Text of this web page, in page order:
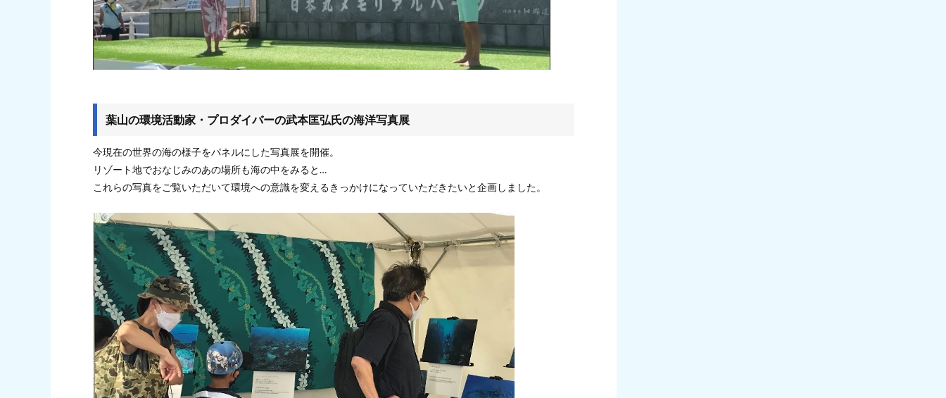
葉山の環境活動家・プロダイバーの武本匡弘氏の海洋写真展
今現在の世界の海の様子をパネルにした写真展を開催。
リゾート地でおなじみのあの場所も海の中をみると…
これらの写真をご覧いただいて環境への意識を変えるきっかけになっていただきたいと企画しました。